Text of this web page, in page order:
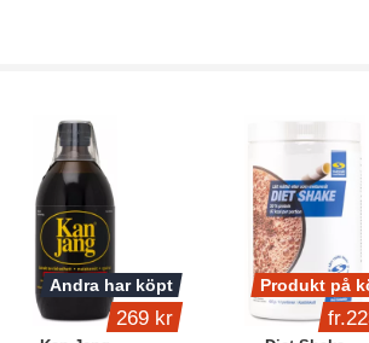
Andra har köpt
269 kr
Produkt på
fr.